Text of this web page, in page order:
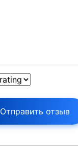
Отправить отзыв